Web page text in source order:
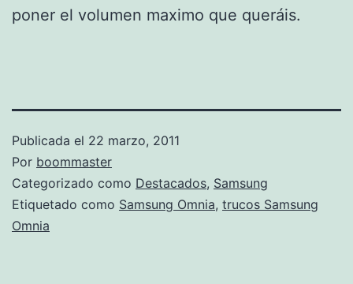
poner el volumen maximo que queráis.
Publicada el 22 marzo, 2011
Por boommaster
Categorizado como Destacados, Samsung
Etiquetado como Samsung Omnia, trucos Samsung
Omnia